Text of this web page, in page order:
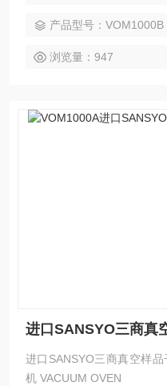
产品型号：VOM1000B
浏览量：947
进口SANSYO三商真
进口SANSYO三商真空样
机 VACUUM OVEN